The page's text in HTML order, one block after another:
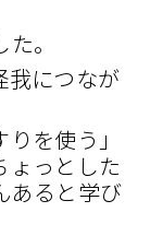
。
我につなが
を使う」
ょっとした
あると学び